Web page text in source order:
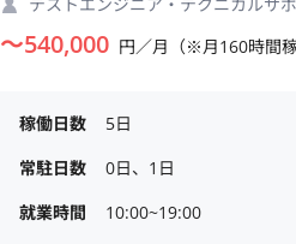
〜540,000 円／月（※月160時間稼
稼働日数
5日
常駐日数
0日、1日
就業時間
10:00~19:00